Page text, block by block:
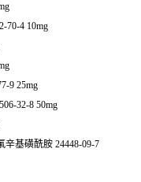
70-4 10mg
9 25mg
32-8 50mg
辛基磺酰胺 24448-09-7